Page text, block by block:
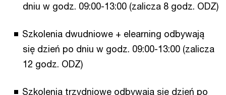
dniu w godz. 09:00-13:00 (zalicza 8 godz. ODZ)
Szkolenia dwudniowe + elearning odbywają
się dzień po dniu w godz. 09:00-13:00 (zalicza
12 godz. ODZ)
Szkolenia trzydniowe odbywają się dzień po